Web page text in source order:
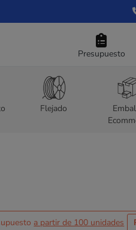
Presupuesto
Flejado
a partir de 100 unidades